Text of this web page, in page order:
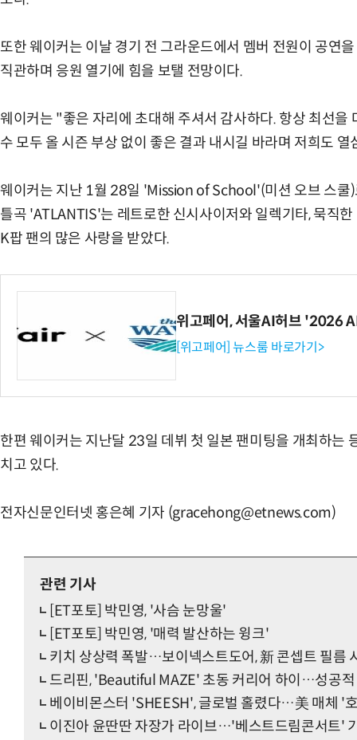
또한 웨이커는 이날 경기 전 그라운드에서 멤버 전원이 공연
직관하며 응원 열기에 힘을 보탤 전망이다.
웨이커는 "좋은 자리에 초대해 주셔서 감사하다. 항상 최선을
수 모두 올 시즌 부상 없이 좋은 결과 내시길 바라며 저희도
웨이커는 지난 1월 28일 'Mission of School'(미션 오브 스쿨
틀곡 'ATLANTIS'는 레트로한 신시사이저와 일렉기타, 묵직
K팝 팬의 많은 사랑을 받았다.
위고페어, 서울AI허브 '2026
[위고페어] 뉴스룸 바로가기>
한편 웨이커는 지난달 23일 데뷔 첫 일본 팬미팅을 개최하는
치고 있다.
전자신문인터넷 홍은혜 기자 (gracehong@etnews.com)
관련 기사
[ET포토] 박민영, '사슴 눈망울'
[ET포토] 박민영, '매력 발산하는 윙크'
키치 상상력 폭발…보이넥스트도어, 新 콘셉트 필름
드리핀, 'Beautiful MAZE' 초동 커리어 하이…성공적
베이비몬스터 'SHEESH', 글로벌 홀렸다…美 매체 '
이진아 윤딴딴 자장가 라이브…'베스트드림콘서트'